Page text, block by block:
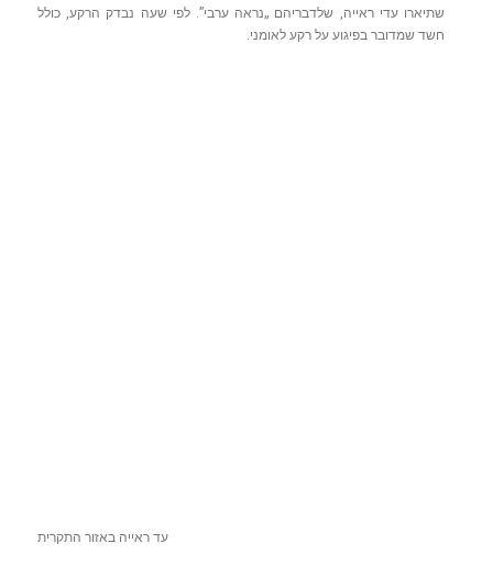
שתיארו עדי ראייה, שלדבריהם „נראה ערבי”. לפי שעה נבדק הרקע, כולל
חשד שמדובר בפיגוע על רקע לאומני.
עד ראייה באזור התקרית